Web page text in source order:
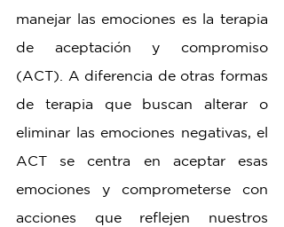
manejar las emociones es la terapia
de aceptación y compromiso
(ACT). A diferencia de otras formas
de terapia que buscan alterar o
eliminar las emociones negativas, el
ACT se centra en aceptar esas
emociones y comprometerse con
acciones que reflejen nuestros